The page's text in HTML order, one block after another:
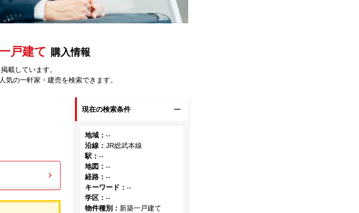
戸建て 購入情報
載しています。
の一軒家・建売を検索できます。
現在の検索条件
地域 ：--
沿線 ：JR総武本線
駅 ：--
地図 ：--
経路 ：--
キーワード ：--
学区 ：--
物件種別 ： 新築一戸建て